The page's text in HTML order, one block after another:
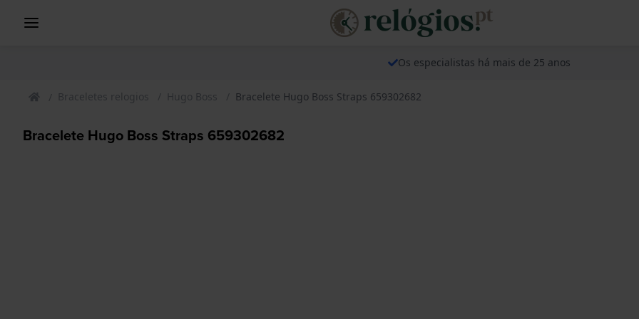
Os especialistas há mais de 25 anos
Braceletes relogios Hugo Boss Bracelete Hugo Boss Straps 659302682
Bracelete Hugo Boss Straps 659302682